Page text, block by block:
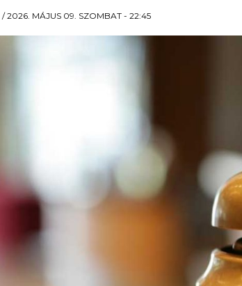
/2026. MÁJUS 09. SZOMBAT - 22:45